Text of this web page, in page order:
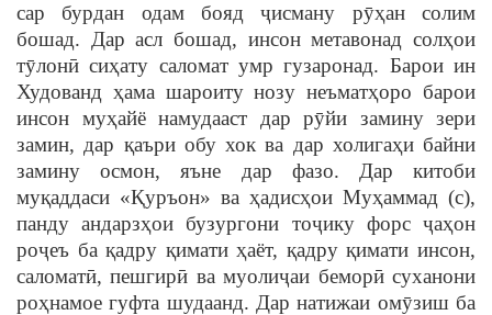
сар бурдан одам бояд ҷисману рӯҳан солим
бошад. Дар асл бошад, инсон метавонад солҳои
тӯлонӣ сиҳату саломат умр гузаронад. Барои ин
Худованд ҳама шароиту нозу неъматҳоро барои
инсон муҳайё намудааст дар рӯйи замину зери
замин, дар қаъри обу хок ва дар холигаҳи байни
замину осмон, яъне дар фазо. Дар китоби
муқаддаси «Қуръон» ва ҳадисҳои Муҳаммад (с),
панду андарзҳои бузургони тоҷику форс ҷаҳон
роҷеъ ба қадру қимати ҳаёт, қадру қимати инсон,
саломатӣ, пешгирӣ ва муолиҷаи беморӣ суханони
роҳнамое гуфта шудаанд. Дар натижаи омӯзиш ба